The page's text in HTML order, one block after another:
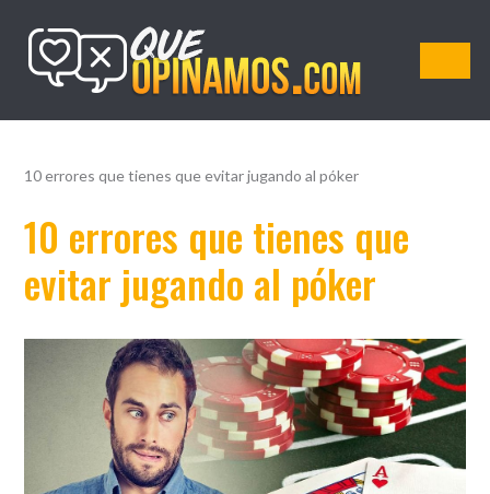
QueOpinamos.com
10 errores que tienes que evitar jugando al póker
10 errores que tienes que
evitar jugando al póker